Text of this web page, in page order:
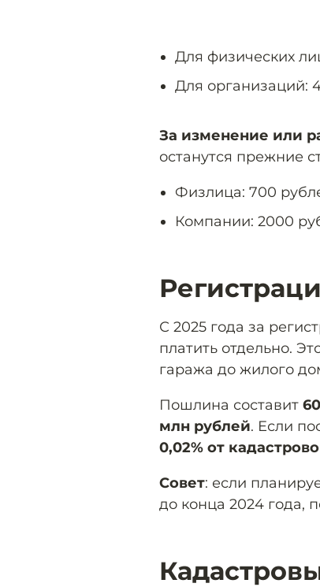
Для физических
Для организаций:
За изменение или
останутся прежние
Физлица: 700
Компании: 2000
С 2025 года за
платить отдельно.
гаража до жилого
Пошлина составит
млн рублей. Если
0,02% от
Совет: если
до конца 2024 года,